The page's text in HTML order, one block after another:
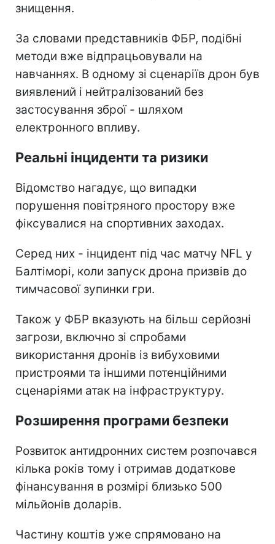
знищення.
За словами представників ФБР, подібні
методи вже відпрацьовували на
навчаннях. В одному зі сценаріїв дрон був
виявлений і нейтралізований без
застосування зброї - шляхом
електронного впливу.
Реальні інциденти та ризики
Відомство нагадує, що випадки
порушення повітряного простору вже
фіксувалися на спортивних заходах.
Серед них - інцидент під час матчу NFL у
Балтіморі, коли запуск дрона призвів до
тимчасової зупинки гри.
Також у ФБР вказують на більш серйозні
загрози, включно зі спробами
використання дронів із вибуховими
пристроями та іншими потенційними
сценаріями атак на інфраструктуру.
Розширення програми безпеки
Розвиток антидронних систем розпочався
кілька років тому і отримав додаткове
фінансування в розмірі близько 500
мільйонів доларів.
Частину коштів уже спрямовано на